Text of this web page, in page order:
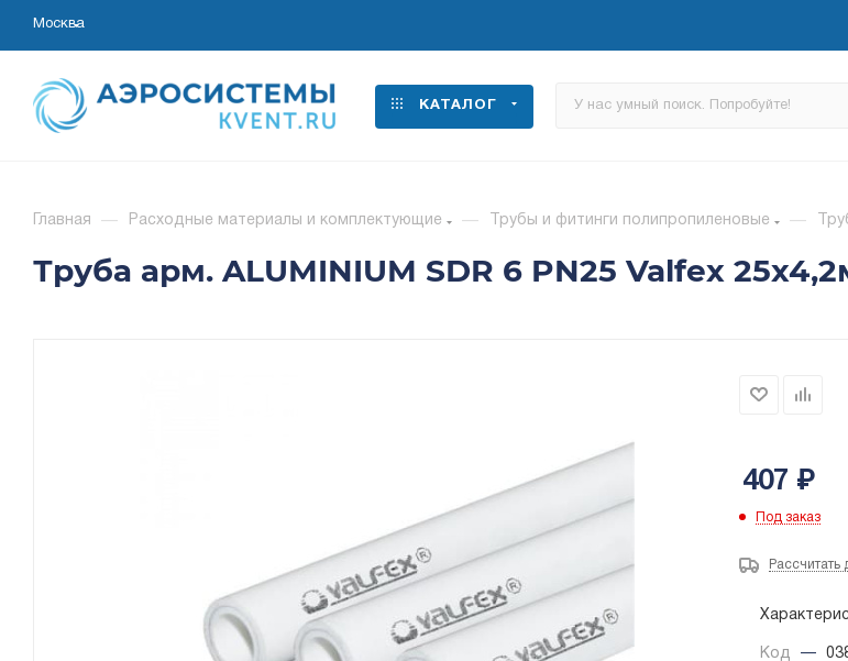
Москва
КАТАЛОГ
Главная — Расходные материалы и комплектующие — Трубы и фитинги полипропиленовые —
Труба арм. ALUMINIUM SDR 6 PN25 Valfex
407 ₽
Под заказ
Рассчитать
Код —